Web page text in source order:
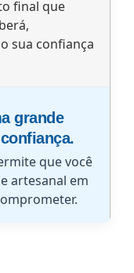
final que
sua confiança
grande
que você
artesanal em